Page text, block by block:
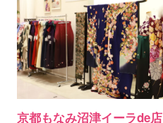
京都もなみ沼津イーラde店